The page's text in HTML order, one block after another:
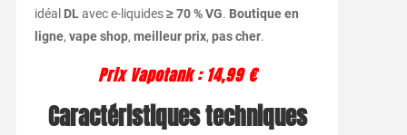
idéal DLavec e-liquides≥ 70 % VG. Boutique en
ligne, vape shop, meilleur prix, pas cher.
Prix Vapotank : 14,99 €
Caractéristiques techniques